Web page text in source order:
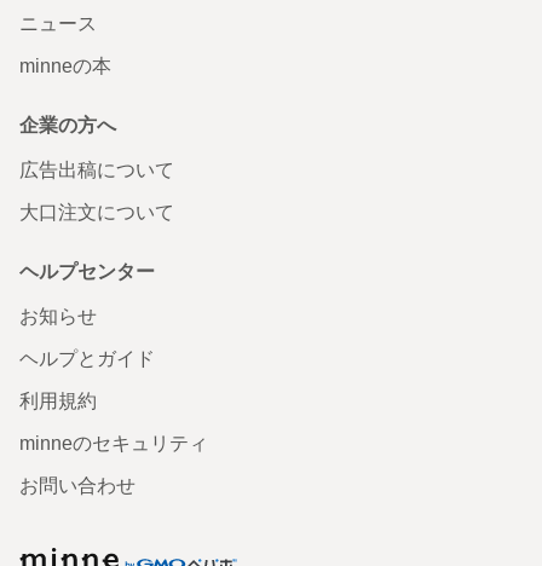
ニュース
minneの本
企業の方へ
広告出稿について
大口注文について
ヘルプセンター
お知らせ
ヘルプとガイド
利用規約
minneのセキュリティ
お問い合わせ